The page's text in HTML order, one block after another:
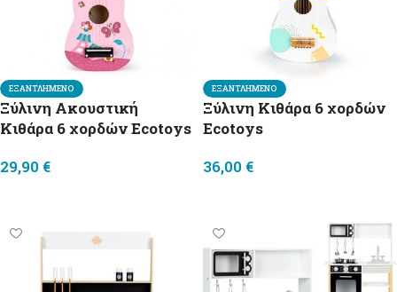
ΕΞΑΝΤΛΗΜΈΝΟ
Ξύλινη Ακουστική
Κιθάρα 6 χορδών Ecotoys
29,90 €
ΕΞΑΝΤΛΗΜΈΝΟ
Ξύλινη Κιθάρα 6 χορδών
Ecotoys
36,00 €